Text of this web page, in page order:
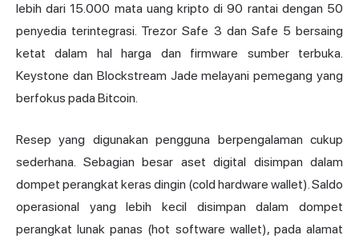
lebih dari 15.000 mata uang kripto di 90 rantai dengan 50
penyedia terintegrasi. Trezor Safe 3 dan Safe 5 bersaing
ketat dalam hal harga dan firmware sumber terbuka.
Keystone dan Blockstream Jade melayani pemegang yang
berfokus pada Bitcoin.
Resep yang digunakan pengguna berpengalaman cukup
sederhana. Sebagian besar aset digital disimpan dalam
dompet perangkat keras dingin (cold hardware wallet). Saldo
operasional yang lebih kecil disimpan dalam dompet
perangkat lunak panas (hot software wallet), pada alamat